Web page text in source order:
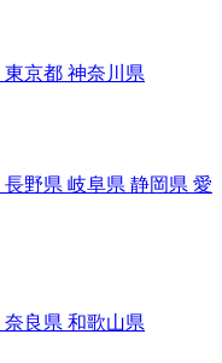
東京都 神奈川県
長野県 岐阜県 静岡県 愛
奈良県 和歌山県